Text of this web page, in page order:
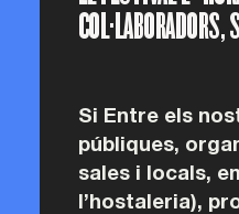
Si Entre els
públiques,
sales i locals,
l’hostaleria),